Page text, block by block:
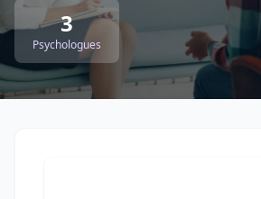
3
Psychologues